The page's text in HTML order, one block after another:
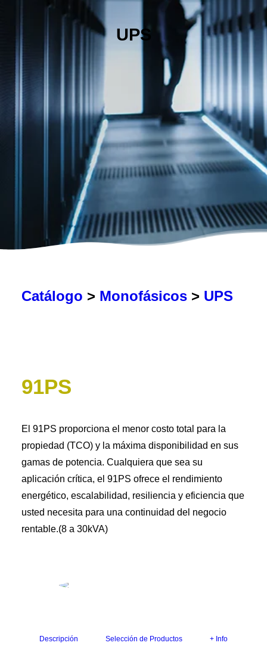
SOPORTE REMOTO
Soporte TechConnect
CENTRO DE REPARACIÓN ROCKWELL
Centro De Reparación Rockwell
TRAINING Y CERTIFICACIONES
Capacitación Rockwell Automation
Capacitaciones RKL
PROYECTOS Y SOLUCIONES
Tablero Arrancador de Motor
Centro de Control de Motores (CCM)
Tableros de Control, PLC, Conectividad, etc.
Tableros de Sistemas de Energía Segura (UPS)
Tableros a medida
Alianzas Estratégicas
Mercados y Principales Clientes
UPS
Catálogo > Monofásicos > UPS
91PS
El 91PS proporciona el menor costo total para la
propiedad (TCO) y la máxima disponibilidad en sus
gamas de potencia. Cualquiera que sea su
aplicación crítica, el 91PS ofrece el rendimiento
energético, escalabilidad, resiliencia y eficiencia que
usted necesita para una continuidad del negocio
rentable.(8 a 30kVA)
Descripción Selección de Productos + Info